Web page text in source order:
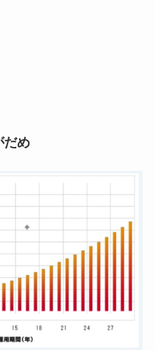
だめ